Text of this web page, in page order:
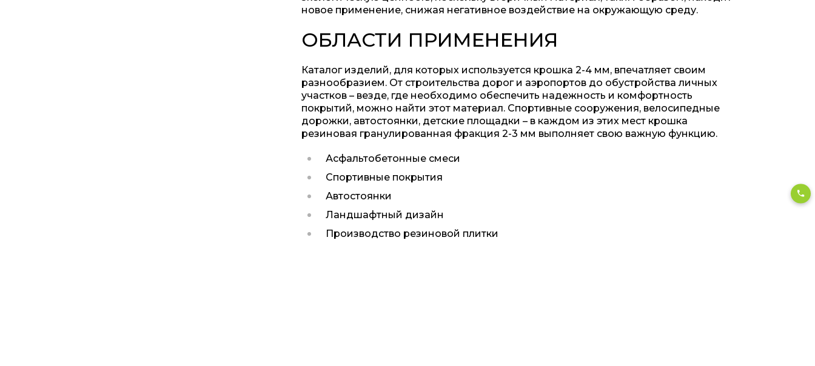
новое применение, снижая негативное воздействие на окружающую среду.
ОБЛАСТИ ПРИМЕНЕНИЯ
Каталог изделий, для которых используется крошка 2-4 мм, впечатляет своим
разнообразием. От строительства дорог и аэропортов до обустройства личных
участков – везде, где необходимо обеспечить надежность и комфортность
покрытий, можно найти этот материал. Спортивные сооружения, велосипедные
дорожки, автостоянки, детские площадки – в каждом из этих мест крошка
резиновая гранулированная фракция 2-3 мм выполняет свою важную функцию.
Асфальтобетонные смеси
Спортивные покрытия
Автостоянки
Ландшафтный дизайн
Производство резиновой плитки